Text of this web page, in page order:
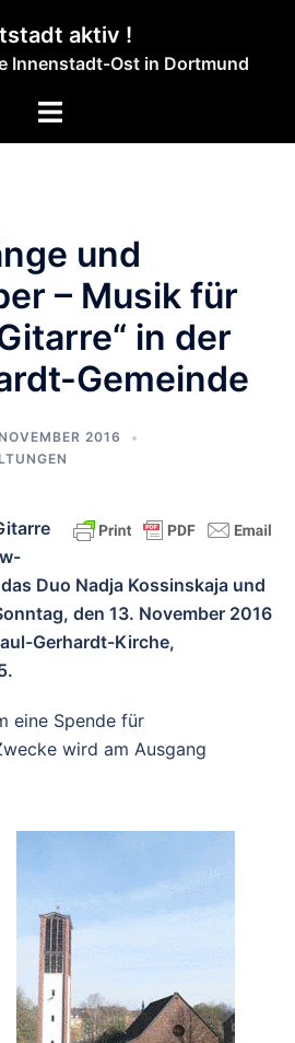
aktiv !
Innenstadt-Ost in Dortmund
Menü
und
– Musik für
in der
Gemeinde
2016
Duo Nadja Kossinskaja und
den 13. November 2016
Gerhardt-Kirche,
eine Spende für
wird am Ausgang